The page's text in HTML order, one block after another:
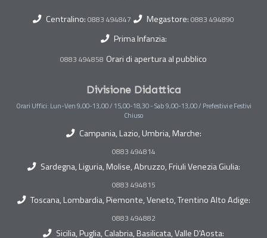
Centralino: 0883 494847 Megastore: 0883 494890
Prima Infanzia:
0883 494858 Orari di apertura al pubblico
Divisione Didattica
Orari Uffici: Lun-Ven 9,00-13,00 / 15,00-18,30 - Sab 9,00-13,00 / Prefestivi e Festivi
Chiuso
Campania, Lazio, Umbria, Marche:
0883 494814
Sardegna, Liguria, Molise, Abruzzo, Friuli Venezia Giulia:
0883 494815
Toscana, Lombardia, Piemonte, Veneto, Trentino Alto Adige:
0883 494882
Sicilia, Puglia, Calabria, Basilicata, Valle D'Aosta: